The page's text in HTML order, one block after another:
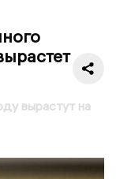
вырастут на